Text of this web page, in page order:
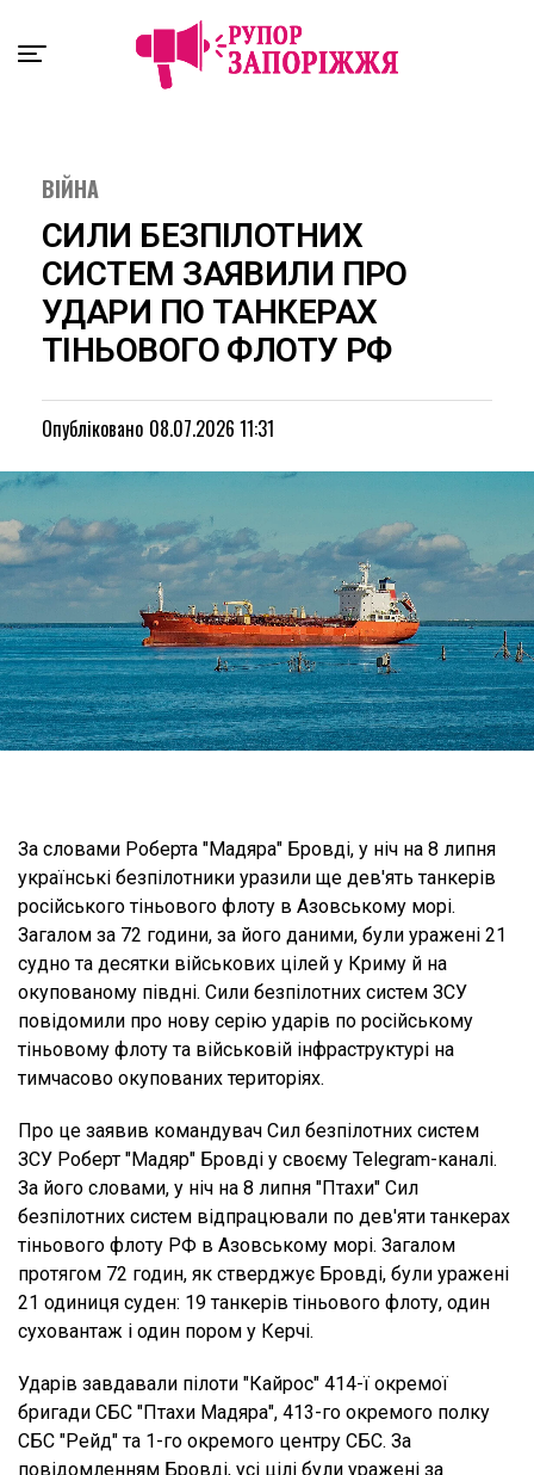
ВІЙНА
СИЛИ БЕЗПІЛОТНИХ
СИСТЕМ ЗАЯВИЛИ ПРО
УДАРИ ПО ТАНКЕРАХ
ТІНЬОВОГО ФЛОТУ РФ
Опубліковано 08.07.2026 11:31
За словами Роберта "Мадяра" Бровді, у ніч на 8 липня
українські безпілотники уразили ще дев'ять танкерів
російського тіньового флоту в Азовському морі.
Загалом за 72 години, за його даними, були уражені 21
судно та десятки військових цілей у Криму й на
окупованому півдні. Сили безпілотних систем ЗСУ
повідомили про нову серію ударів по російському
тіньовому флоту та військовій інфраструктурі на
тимчасово окупованих територіях.
Про це заявив командувач Сил безпілотних систем
ЗСУ Роберт "Мадяр" Бровді у своєму Telegram-каналі.
За його словами, у ніч на 8 липня "Птахи" Сил
безпілотних систем відпрацювали по дев'яти танкерах
тіньового флоту РФ в Азовському морі. Загалом
протягом 72 годин, як стверджує Бровді, були уражені
21 одиниця суден: 19 танкерів тіньового флоту, один
суховантаж і один пором у Керчі.
Ударів завдавали пілоти "Кайрос" 414-ї окремої
бригади СБС "Птахи Мадяра", 413-го окремого полку
СБС "Рейд" та 1-го окремого центру СБС. За
повідомленням Бровді, усі цілі були уражені за
Exit mobile version